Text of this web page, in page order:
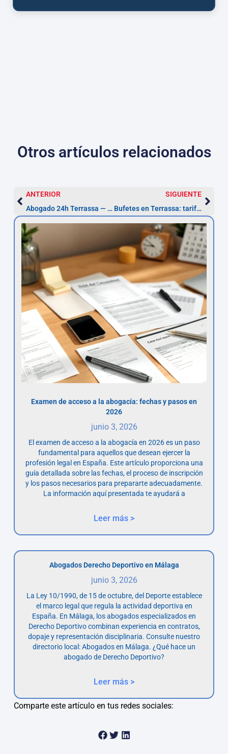
Otros artículos relacionados
ANTERIOR
Abogado 24h Terrassa — Defensa penal urgente (72h)
SIGUIENTE
Bufetes en Terrassa: tarifas, consultas y plazos (20 días)
Examen de acceso a la abogacía: fechas y pasos en
2026
junio 3, 2026
El examen de acceso a la abogacía en 2026 es un paso
fundamental para aquellos que desean ejercer la
profesión legal en España. Este artículo proporciona una
guía detallada sobre las fechas, el proceso de inscripción
y los pasos necesarios para prepararte adecuadamente.
La información aquí presentada te ayudará a
Leer más >
Abogados Derecho Deportivo en Málaga
junio 3, 2026
La Ley 10/1990, de 15 de octubre, del Deporte establece
el marco legal que regula la actividad deportiva en
España. En Málaga, los abogados especializados en
Derecho Deportivo combinan experiencia en contratos,
dopaje y representación disciplinaria. Consulte nuestro
directorio local: Abogados en Málaga. ¿Qué hace un
abogado de Derecho Deportivo?
Leer más >
Comparte este artículo en tus redes sociales: